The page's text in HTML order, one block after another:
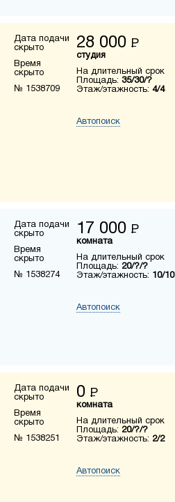
Дата подачи
скрыто
Время
скрыто
№ 1538709
28 000 Р
студия
На длительный срок
Площадь: 35/30/?
Этаж/этажность: 4/4
Автопоиск
Дата подачи
скрыто
Время
скрыто
№ 1538274
17 000 Р
комната
На длительный срок
Площадь: 20/?/?
Этаж/этажность: 10/10
Автопоиск
Дата подачи
скрыто
Время
скрыто
№ 1538251
0 Р
комната
На длительный срок
Площадь: 20/?/?
Этаж/этажность: 2/2
Автопоиск